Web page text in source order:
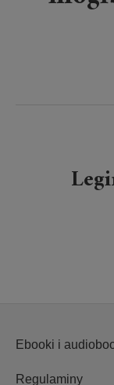
Ebooki i
Regulaminy